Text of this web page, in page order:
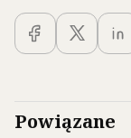
Powiązane